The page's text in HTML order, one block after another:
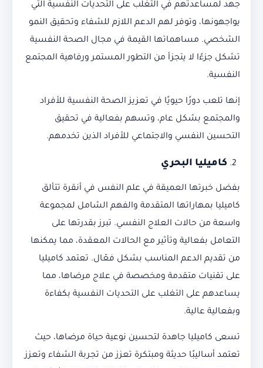
جهد لمساعدتهم في التغلب على التحديات النفسية التي
يواجهونها، وتوفر لهم الدعم اللازم للشفاء وتحقيق النمو
الشخصي. مساهماتها القيمة في مجال الصحة النفسية
تشكل جزءًا لا يتجزأ من التطور المستمر ورفاهية المجتمع
النفسية.
إنها تلعب دورًا حيويًا في تعزيز الصحة النفسية للأفراد
والمجتمع بشكل عام، وتسهم بفعالية في تحقيق
التحسين النفسي والاجتماعي للأفراد الذين تخدمهم.
كاميليا البحري
بفضل خبرتها العميقة في علم النفس في أنقرة تتألق
كاميليا بمهاراتها المتقدمة والفهم الشامل لمجموعة
واسعة من حالات العلاج النفسي. تبرز بقدرتها على
التعامل بفعالية وتأثير مع الحالات المعقدة، مما يمكنها
من تقديم الدعم المناسب بشكل فعّال. تعتمد كاميليا
على تقنيات متقدمة ومخصصة في علاج مرضاها، مما
يساعدهم على التغلب على التحديات النفسية بكفاءة
وبفعالية عالية.
تسعى كاميليا جاهدة لتحسين نوعية حياة مرضاها، حيث
تعتمد أساليبًا حديثة ومبتكرة تعزز من تجربة الشفاء وتعزز